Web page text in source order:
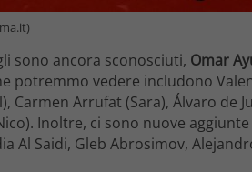
sono ancora sconosciuti, Omar
potremmo vedere includono
Carmen Arrufat (Sara), Álvaro de
Inoltre, ci sono nuove
Al Saidi, Gleb Abrosimov,